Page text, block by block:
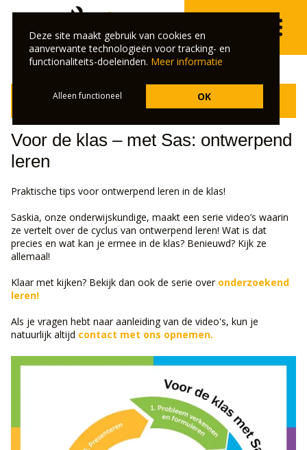
Klik hier om terug te gaan naar het overzicht van de
Voor de klas – met Sas: ontwerpend
leren
Praktische tips voor ontwerpend leren in de klas!
Saskia, onze onderwijskundige, maakt een serie video’s waarin
ze vertelt over de cyclus van ontwerpend leren! Wat is dat
precies en wat kan je ermee in de klas? Benieuwd? Kijk ze
allemaal!
Klaar met kijken? Bekijk dan ook de serie over onderzoekend
leren!
Als je vragen hebt naar aanleiding van de video's, kun je
natuurlijk altijd contact met ons opnemen.
Deze site maakt gebruik van cookies en
aanverwante technologieën voor tracking- en
functionaliteits-doeleinden. Meer informatie
Alleen functioneel OK